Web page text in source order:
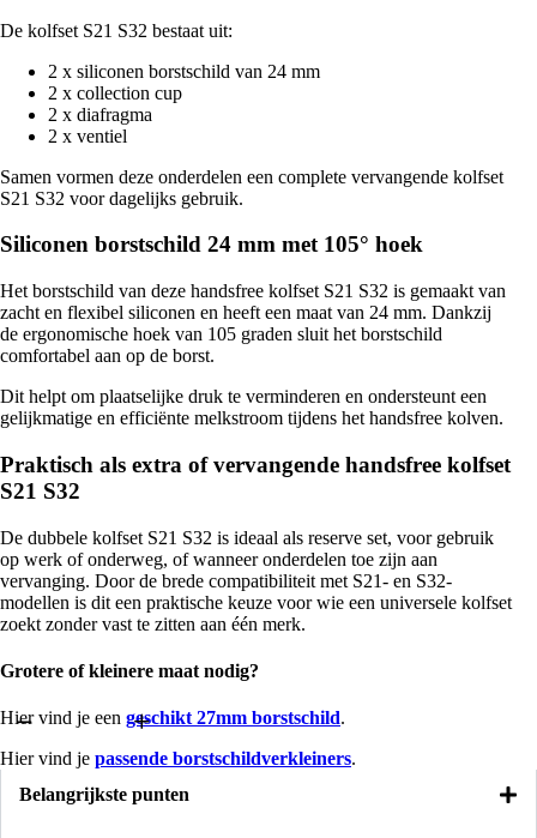
De kolfset S21 S32 bestaat uit:
2 x siliconen borstschild van 24 mm
2 x collection cup
2 x diafragma
2 x ventiel
Samen vormen deze onderdelen een complete vervangende kolfset
S21 S32 voor dagelijks gebruik.
Siliconen borstschild 24 mm met 105° hoek
Het borstschild van deze handsfree kolfset S21 S32 is gemaakt van
zacht en flexibel siliconen en heeft een maat van 24 mm. Dankzij
de ergonomische hoek van 105 graden sluit het borstschild
comfortabel aan op de borst.
Dit helpt om plaatselijke druk te verminderen en ondersteunt een
gelijkmatige en efficiënte melkstroom tijdens het handsfree kolven.
Praktisch als extra of vervangende handsfree kolfset
S21 S32
De dubbele kolfset S21 S32 is ideaal als reserve set, voor gebruik
op werk of onderweg, of wanneer onderdelen toe zijn aan
vervanging. Door de brede compatibiliteit met S21- en S32-
modellen is dit een praktische keuze voor wie een universele kolfset
zoekt zonder vast te zitten aan één merk.
Grotere of kleinere maat nodig?
Hier vind je een geschikt 27mm borstschild.
Hier vind je passende borstschildverkleiners.
Belangrijkste punten